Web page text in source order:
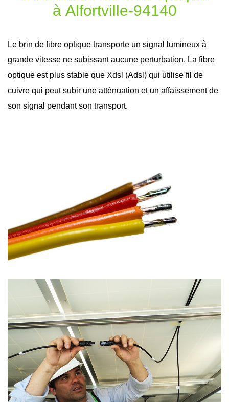
à Alfortville-94140
Le brin de fibre optique transporte un signal lumineux à
grande vitesse ne subissant aucune perturbation. La fibre
optique est plus stable que Xdsl (Adsl) qui utilise fil de
cuivre qui peut subir une atténuation et un affaissement de
son signal pendant son transport.